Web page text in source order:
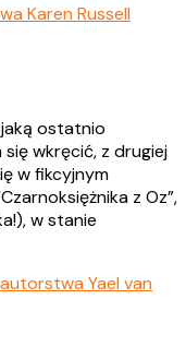
ostatnio
się wkręcić, z drugiej
w fikcyjnym
z Oz”,
w stanie